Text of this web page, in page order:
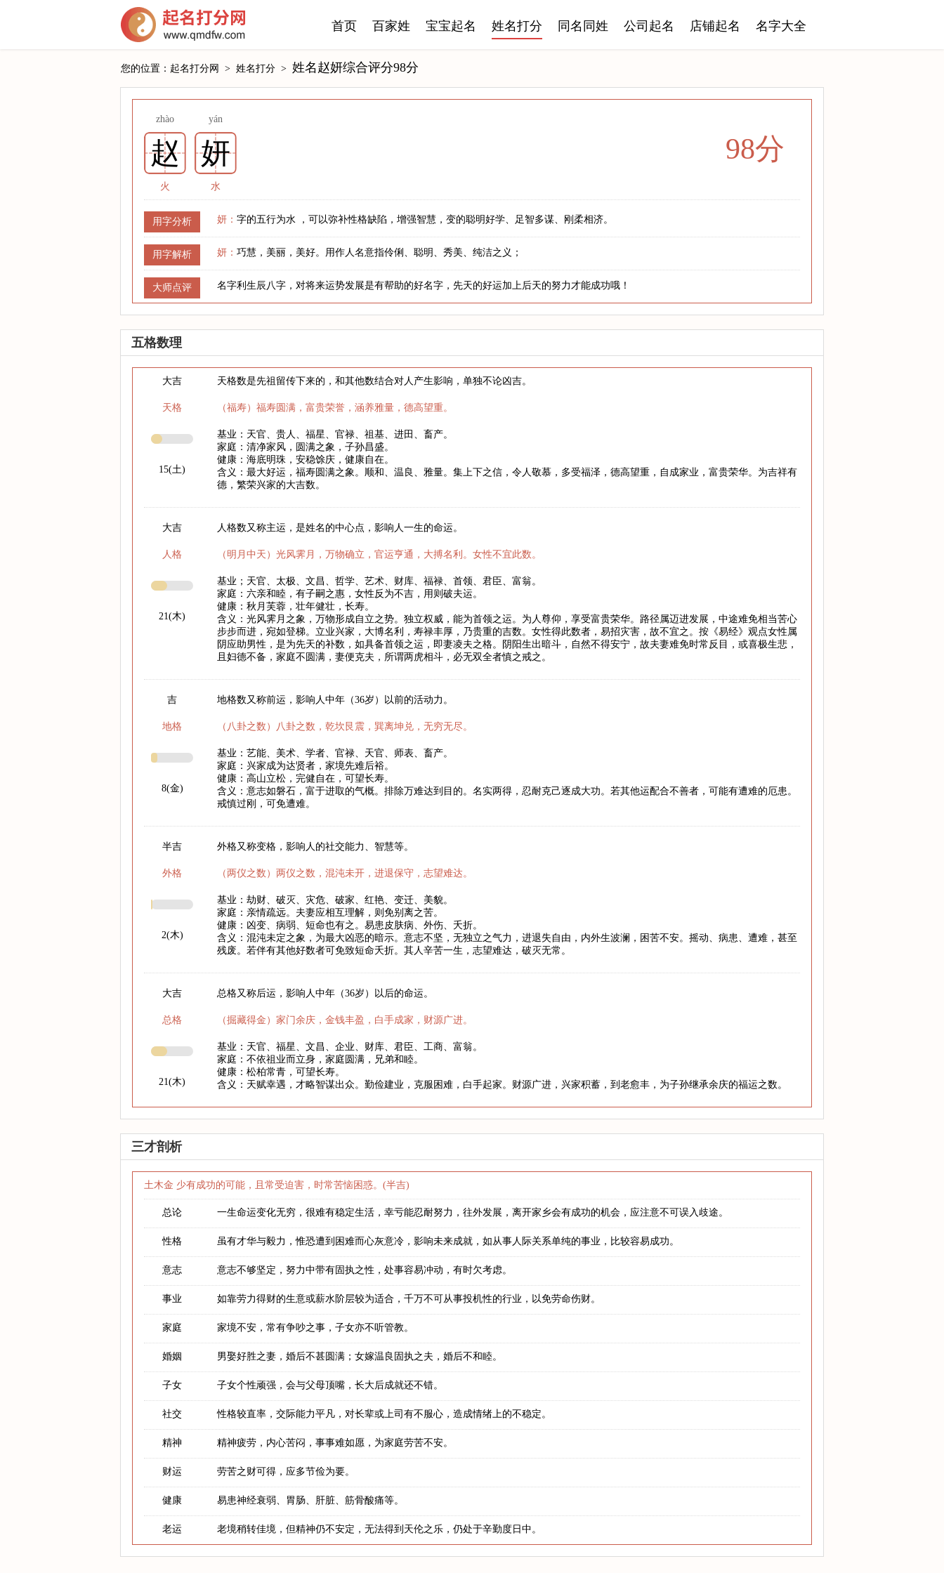
首页 百家姓 宝宝起名 姓名打分 同名同姓 公司起名 店铺起名 名字大全
您的位置： 起名打分网 > 姓名打分 > 姓名赵妍综合评分98分
zhào yán
赵 妍
火 水
98分
用字分析 妍： 字的五行为水 ，可以弥补性格缺陷，增强智慧，变的聪明好学、足智多谋、刚柔相济。
用字解析 妍： 巧慧，美丽，美好。用作人名意指伶俐、聪明、秀美、纯洁之义；
大师点评 名字利生辰八字，对将来运势发展是有帮助的好名字，先天的好运加上后天的努力才能成功哦！
五格数理
大吉
天格
15(土)
天格数是先祖留传下来的，和其他数结合对人产生影响，单独不论凶吉。
（福寿）福寿圆满，富贵荣誉，涵养雅量，德高望重。
基业：天官、贵人、福星、官禄、祖基、进田、畜产。
家庭：清净家风，圆满之象，子孙昌盛。
健康：海底明珠，安稳馀庆，健康自在。
含义：最大好运，福寿圆满之象。顺和、温良、雅量。集上下之信，令人敬慕，多受福泽，德高望重，自成家业，富贵荣华。为吉祥有
德，繁荣兴家的大吉数。
大吉
人格
21(木)
人格数又称主运，是姓名的中心点，影响人一生的命运。
（明月中天）光风霁月，万物确立，官运亨通，大搏名利。女性不宜此数。
基业；天官、太极、文昌、哲学、艺术、财库、福禄、首领、君臣、富翁。
家庭：六亲和睦，有子嗣之惠，女性反为不吉，用则破夫运。
健康：秋月芙蓉，壮年健壮，长寿。
含义：光风霁月之象，万物形成自立之势。独立权威，能为首领之运。为人尊仰，享受富贵荣华。路径属迈进发展，中途难免相当苦心
步步而进，宛如登梯。立业兴家，大博名利，寿禄丰厚，乃贵重的吉数。女性得此数者，易招灾害，故不宜之。按《易经》观点女性属
阴应助男性，是为先天的补数，如具备首领之运，即妻凌夫之格。阴阳生出暗斗，自然不得安宁，故夫妻难免时常反目，或喜极生悲，
且妇德不备，家庭不圆满，妻便克夫，所谓两虎相斗，必无双全者慎之戒之。
吉
地格
8(金)
地格数又称前运，影响人中年（36岁）以前的活动力。
（八卦之数）八卦之数，乾坎艮震，巽离坤兑，无穷无尽。
基业：艺能、美术、学者、官禄、天官、师表、畜产。
家庭：兴家成为达贤者，家境先难后裕。
健康：高山立松，完健自在，可望长寿。
含义：意志如磐石，富于进取的气概。排除万难达到目的。名实两得，忍耐克己逐成大功。若其他运配合不善者，可能有遭难的厄患。
戒慎过刚，可免遭难。
半吉
外格
2(木)
外格又称变格，影响人的社交能力、智慧等。
（两仪之数）两仪之数，混沌未开，进退保守，志望难达。
基业：劫财、破灭、灾危、破家、红艳、变迁、美貌。
家庭：亲情疏远。夫妻应相互理解，则免别离之苦。
健康：凶变、病弱、短命也有之。易患皮肤病、外伤、夭折。
含义：混沌未定之象，为最大凶恶的暗示。意志不坚，无独立之气力，进退失自由，内外生波澜，困苦不安。摇动、病患、遭难，甚至
残废。若伴有其他好数者可免致短命夭折。其人辛苦一生，志望难达，破灭无常。
大吉
总格
21(木)
总格又称后运，影响人中年（36岁）以后的命运。
（掘藏得金）家门余庆，金钱丰盈，白手成家，财源广进。
基业：天官、福星、文昌、企业、财库、君臣、工商、富翁。
家庭：不依祖业而立身，家庭圆满，兄弟和睦。
健康：松柏常青，可望长寿。
含义：天赋幸遇，才略智谋出众。勤俭建业，克服困难，白手起家。财源广进，兴家积蓄，到老愈丰，为子孙继承余庆的福运之数。
三才剖析
土木金 少有成功的可能，且常受迫害，时常苦恼困惑。(半吉)
总论 一生命运变化无穷，很难有稳定生活，幸亏能忍耐努力，往外发展，离开家乡会有成功的机会，应注意不可误入歧途。
性格 虽有才华与毅力，惟恐遭到困难而心灰意冷，影响未来成就，如从事人际关系单纯的事业，比较容易成功。
意志 意志不够坚定，努力中带有固执之性，处事容易冲动，有时欠考虑。
事业 如靠劳力得财的生意或薪水阶层较为适合，千万不可从事投机性的行业，以免劳命伤财。
家庭 家境不安，常有争吵之事，子女亦不听管教。
婚姻 男娶好胜之妻，婚后不甚圆满；女嫁温良固执之夫，婚后不和睦。
子女 子女个性顽强，会与父母顶嘴，长大后成就还不错。
社交 性格较直率，交际能力平凡，对长辈或上司有不服心，造成情绪上的不稳定。
精神 精神疲劳，内心苦闷，事事难如愿，为家庭劳苦不安。
财运 劳苦之财可得，应多节俭为要。
健康 易患神经衰弱、胃肠、肝脏、筋骨酸痛等。
老运 老境稍转佳境，但精神仍不安定，无法得到天伦之乐，仍处于辛勤度日中。